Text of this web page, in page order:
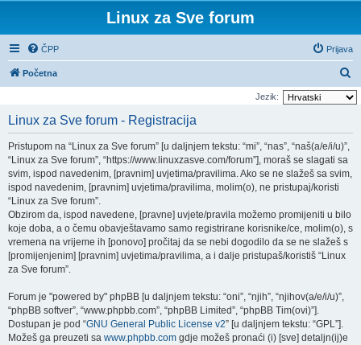
Linux za Sve forum
ČPP Prijava
Početna
r
i
Jezik:
Linux za Sve forum - Registracija
Pristupom na “Linux za Sve forum” [u daljnjem tekstu: “mi”, “nas”, “naš(a/e/i/u)”,
“Linux za Sve forum”, “https://www.linuxzasve.com/forum”], moraš se slagati sa
svim, ispod navedenim, [pravnim] uvjetima/pravilima. Ako se ne slažeš sa svim,
ispod navedenim, [pravnim] uvjetima/pravilima, molim(o), ne pristupaj/koristi
“Linux za Sve forum”.
Obzirom da, ispod navedene, [pravne] uvjete/pravila možemo promijeniti u bilo
koje doba, a o čemu obavještavamo samo registrirane korisnike/ce, molim(o), s
vremena na vrijeme ih [ponovo] pročitaj da se nebi dogodilo da se ne slažeš s
[promijenjenim] [pravnim] uvjetima/pravilima, a i dalje pristupaš/koristiš “Linux
za Sve forum”.
Forum je "powered by" phpBB [u daljnjem tekstu: “oni”, “njih”, “njihov(a/e/i/u)”,
“phpBB softver”, “www.phpbb.com”, “phpBB Limited”, “phpBB Tim(ovi)”].
Dostupan je pod “GNU General Public License v2” [u daljnjem tekstu: “GPL”].
Možeš ga preuzeti sa www.phpbb.com gdje možeš pronaći (i) [sve] detaljn(ij)e